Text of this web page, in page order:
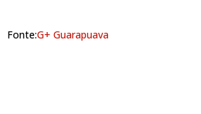
Fonte:G+ Guarapuava